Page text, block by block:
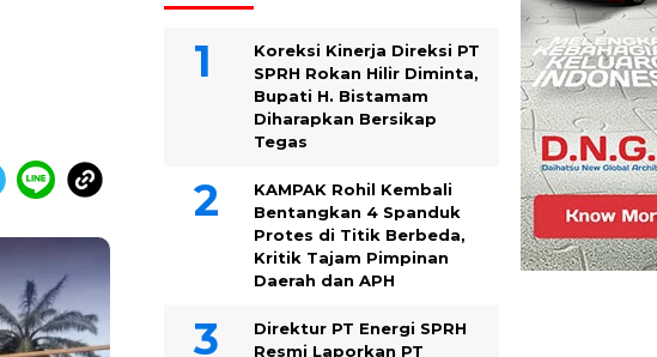
Koreksi Kinerja Direksi PT
SPRH Rokan Hilir Diminta,
Bupati H. Bistamam
Diharapkan Bersikap
Tegas
KAMPAK Rohil Kembali
Bentangkan 4 Spanduk
Protes di Titik Berbeda,
Kritik Tajam Pimpinan
Daerah dan APH
Direktur PT Energi SPRH
Resmi Laporkan PT